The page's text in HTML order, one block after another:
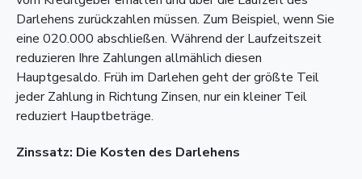
Darlehens zurückzahlen müssen. Zum Beispiel, wenn Sie
eine 020.000 abschließen. Während der Laufzeitszeit
reduzieren Ihre Zahlungen allmählich diesen
Hauptgesaldo. Früh im Darlehen geht der größte Teil
jeder Zahlung in Richtung Zinsen, nur ein kleiner Teil
reduziert Hauptbeträge.
Zinssatz: Die Kosten des Darlehens